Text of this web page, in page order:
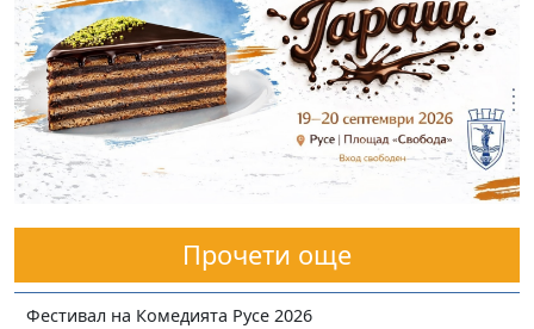
Прочети още
Фестивал на Комедията Русе 2026